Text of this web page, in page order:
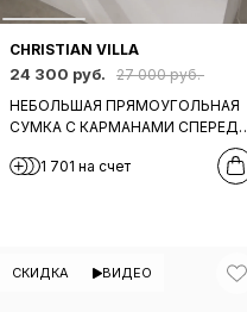
CHRISTIAN VILLA
24 300 руб.
27 000 руб.
НЕБОЛЬШАЯ ПРЯМОУГОЛЬНАЯ
СУМКА С КАРМАНАМИ СПЕРЕДИ
ОТ CHRISTIAN VILLA ИЗ КОЖИ
БЕЖЕВОГО ЦВЕТА
1 701 на счет
СКИДКА ВИДЕО